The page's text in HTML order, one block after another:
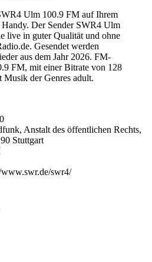
Ulm 100.9 FM auf Ihrem
Der Sender SWR4 Ulm
live in guter Qualität und ohne
Gesendet werden
aus dem Jahr 2026. FM-
FM, mit einer Bitrate von 128
der Genres adult.
Anstalt des öffentlichen Rechts,
Stuttgart
swr4/